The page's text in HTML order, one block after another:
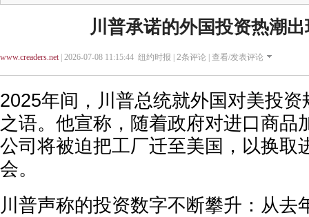
川普承诺的外国投资热潮
www.creaders.net| 2026-07-08 11:15:44 纽约时报 | 2条评论 | 查看/发表评论
2025年间，川普总统就外国对美投
之语。他宣称，随着政府对进口商品
公司将被迫把工厂迁至美国，以换取
会。
川普声称的投资数字不断攀升：从去